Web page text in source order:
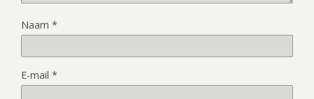
Naam *
E-mail *